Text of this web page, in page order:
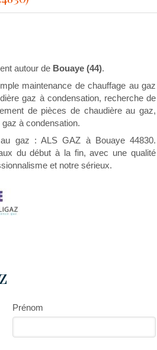
autour de Bouaye (44).
maintenance de chauffage au gaz
gaz à condensation, recherche de
de pièces de chaudière au gaz,
à condensation.
gaz : ALS GAZ à Bouaye 44830.
du début à la fin, avec une qualité
et notre sérieux.
Prénom